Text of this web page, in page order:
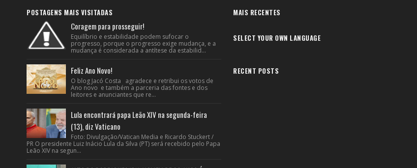
POSTAGENS MAIS VISITADAS
Coragem para prosseguir!
Equilíbrio e estabilidade podem sufocar o
progresso, porque o progresso exige mudança, e a
mudança é considerada a antítese da estabilid...
Feliz Ano Novo!
O blog Jacó Costa agradece e retribui os votos de
Ano novo e também a parceria das fontes e dos
leitores e anunciantes que re...
Lula encontrará papa Leão XIV na segunda-feira
(13), diz Vaticano
Foto: Divulgação/Vatican Media e Ricardo Stuckert /
PR O presidente Luiz Inácio Lula da Silva (PT) será recebido pelo Papa
Leão XIV na segun...
MAIS RECENTES
SELECT YOUR OWN LANGUAGE
RECENT POSTS